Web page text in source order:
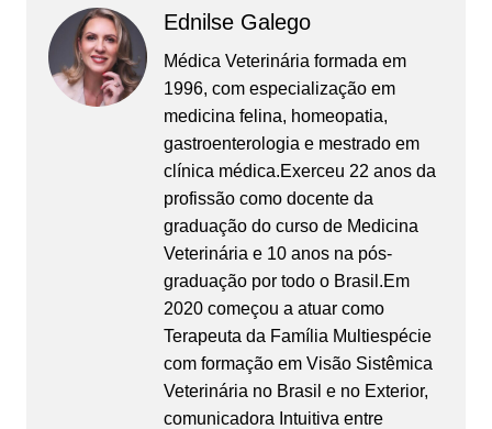
Ednilse Galego
Médica Veterinária formada em
1996, com especialização em
medicina felina, homeopatia,
gastroenterologia e mestrado em
clínica médica.Exerceu 22 anos da
profissão como docente da
graduação do curso de Medicina
Veterinária e 10 anos na pós-
graduação por todo o Brasil.Em
2020 começou a atuar como
Terapeuta da Família Multiespécie
com formação em Visão Sistêmica
Veterinária no Brasil e no Exterior,
comunicadora Intuitiva entre